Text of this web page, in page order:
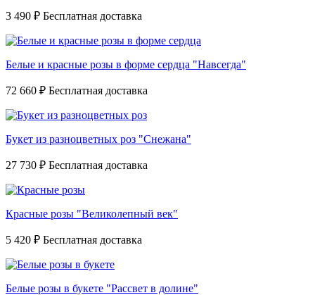
3 490 ₽
Белые и красные розы в форме сердца "Навсегда"
72 660 ₽
Букет из разноцветных роз "Снежана"
27 730 ₽
Красные розы "Великолепный век"
5 420 ₽
Белые розы в букете "Рассвет в долине"